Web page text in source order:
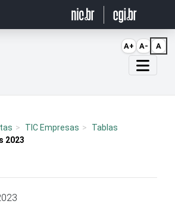
TIC Empresas
Tablas
2023
A+ A- A